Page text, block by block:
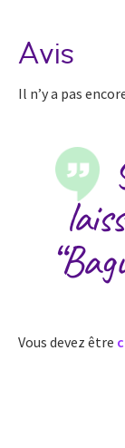
Avis
Il n’y a pas
Vous devez être